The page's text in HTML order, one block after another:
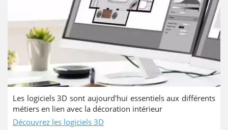
Les logiciels 3D sont aujourd'hui essentiels aux différents
métiers en lien avec la décoration intérieur
Découvrez les logiciels 3D